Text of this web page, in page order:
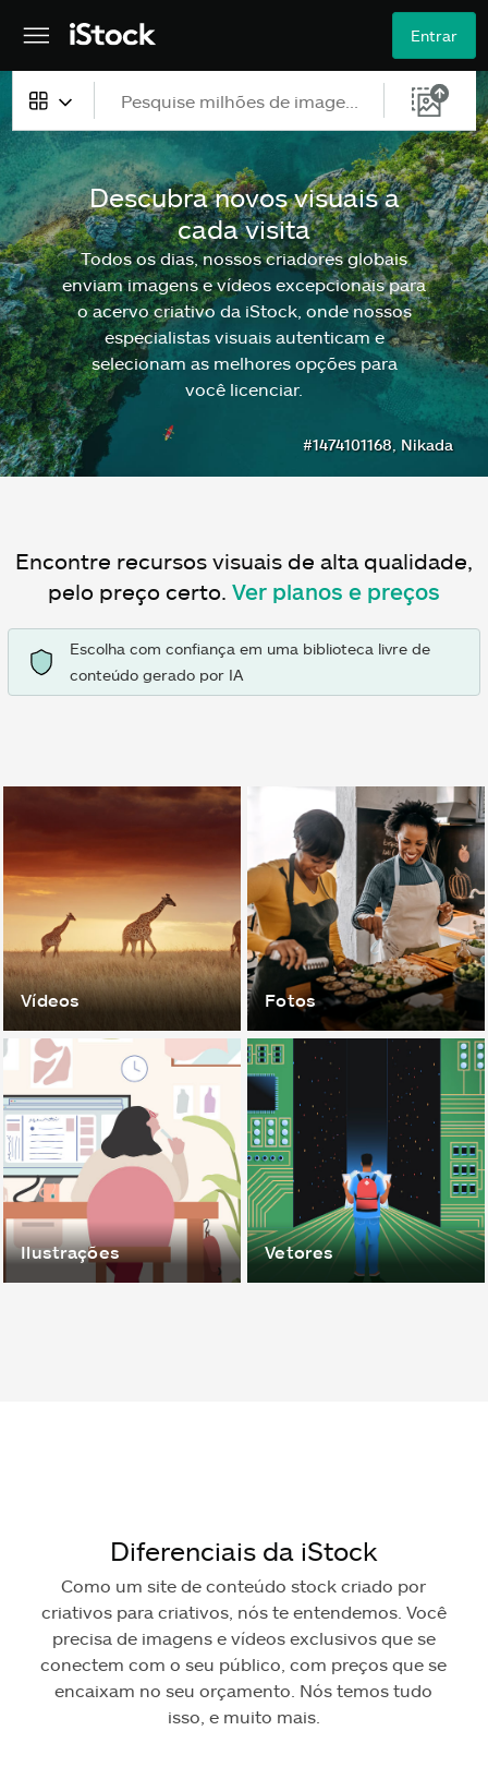
Entrar
Todo o conteúdo
Imagens
Fotos
Ilustrações
Vetores
Vídeos
Descubra novos visuais a
cada visita
Todos os dias, nossos criadores globais
enviam imagens e vídeos excepcionais para
o acervo criativo da iStock, onde nossos
especialistas visuais autenticam e
selecionam as melhores opções para
você licenciar.
#1474101168, Nikada
Encontre recursos visuais de alta qualidade,
pelo preço certo. Ver planos e preços
Escolha com confiança em uma biblioteca livre de
conteúdo gerado por IA
Vídeos Fotos
Ilustrações Vetores
Diferenciais da iStock
Como um site de conteúdo stock criado por
criativos para criativos, nós te entendemos. Você
precisa de imagens e vídeos exclusivos que se
conectem com o seu público, com preços que se
encaixam no seu orçamento. Nós temos tudo
isso, e muito mais.